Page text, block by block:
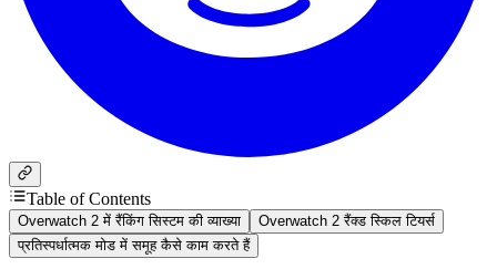
Table of Contents
Overwatch 2 में रैंकिंग सिस्टम की व्याख्या
Overwatch 2 रैंक्ड स्किल टियर्स
प्रतिस्पर्धात्मक मोड में समूह कैसे काम करते हैं